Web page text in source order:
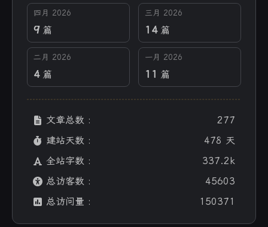
四月 2026
9 篇
三月 2026
14 篇
二月 2026
4 篇
一月 2026
11 篇
文章总数 :
277
建站天数 :
478 天
全站字数 :
337.2k
总访客数 :
45603
总访问量 :
150371